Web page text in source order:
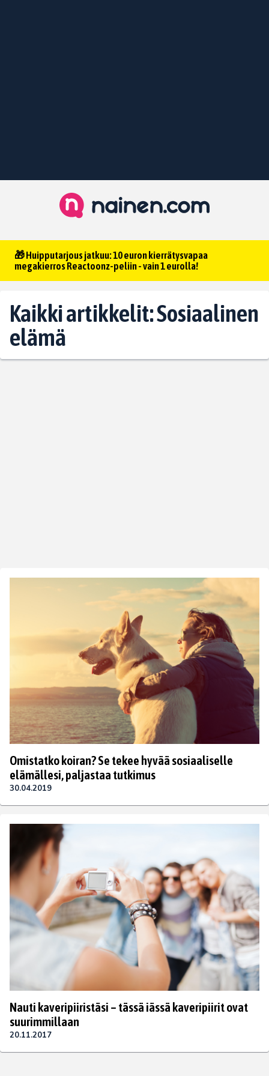
🎁 Huipputarjous jatkuu: 10 euron kierrätysvapaa
megakierros Reactoonz-peliin - vain 1 eurolla!
Kaikki artikkelit: Sosiaalinen
elämä
Omistatko koiran? Se tekee hyvää sosiaaliselle
elämällesi, paljastaa tutkimus
30.04.2019
Nauti kaveripiiristäsi – tässä iässä kaveripiirit ovat
suurimmillaan
20.11.2017